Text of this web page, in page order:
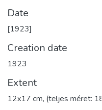
Date
[1923]
Creation date
1923
Extent
12x17 cm, (teljes méret: